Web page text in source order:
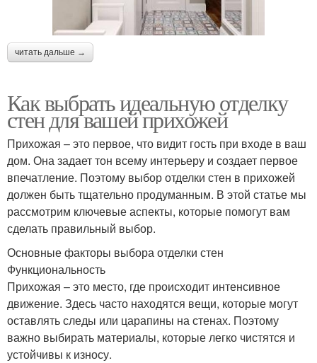
читать дальше →
Как выбрать идеальную отделку
стен для вашей прихожей
Прихожая – это первое, что видит гость при входе в ваш
дом. Она задает тон всему интерьеру и создает первое
впечатление. Поэтому выбор отделки стен в прихожей
должен быть тщательно продуманным. В этой статье мы
рассмотрим ключевые аспекты, которые помогут вам
сделать правильный выбор.
Основные факторы выбора отделки стен
Функциональность
Прихожая – это место, где происходит интенсивное
движение. Здесь часто находятся вещи, которые могут
оставлять следы или царапины на стенах. Поэтому
важно выбирать материалы, которые легко чистятся и
устойчивы к износу.